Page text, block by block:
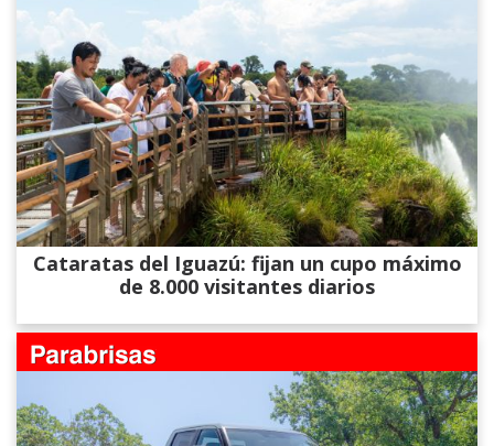
Cataratas del Iguazú: fijan un cupo máximo
de 8.000 visitantes diarios